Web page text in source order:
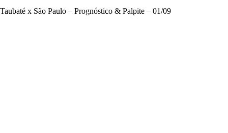
Taubaté x São Paulo – Prognóstico & Palpite – 01/09